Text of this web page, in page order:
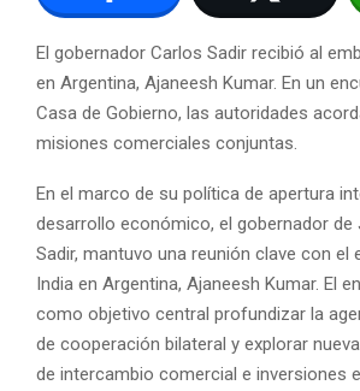
El gobernador Carlos Sadir recibió al
en Argentina, Ajaneesh Kumar. En un
Casa de Gobierno, las autoridades
misiones comerciales conjuntas.
En el marco de su política de apertura
desarrollo económico, el gobernador de
Sadir, mantuvo una reunión clave con el
India en Argentina, Ajaneesh Kumar. El
como objetivo central profundizar la
de cooperación bilateral y explorar
de intercambio comercial e inversiones